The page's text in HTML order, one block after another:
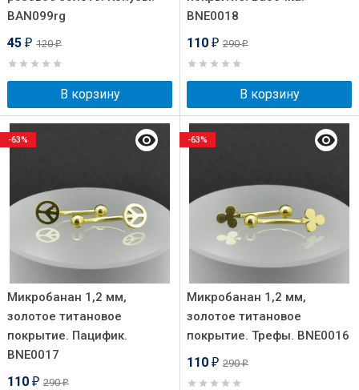
BAN099rg
45 ₽ 120₽
В корзину
BNE0018
110 ₽ 290₽
В корзину
Микробанан 1,2 мм,
золотое титановое
покрытие. Пацифик.
BNE0017
110 ₽ 290₽
-63%
Микробанан 1,2 мм,
золотое титановое
покрытие. Трефы. BNE0016
110 ₽ 290₽
-63%